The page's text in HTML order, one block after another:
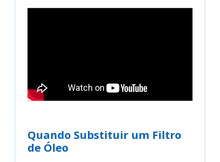
Quando Substituir um Filtro
de Óleo